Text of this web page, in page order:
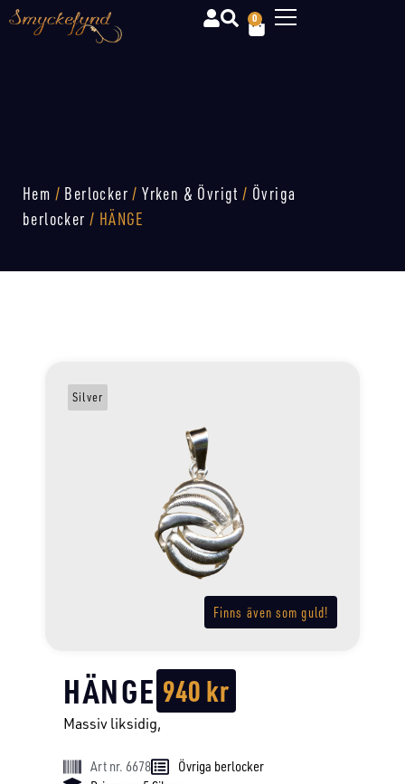
0
Hem / Berlocker /Yrken & Övrigt / Övriga
berlocker / HÄNGE
Finns även som guld!
Silver
HÄNGE 940kr
Massiv liksidig,
Art nr. 6678
Övriga berlocker